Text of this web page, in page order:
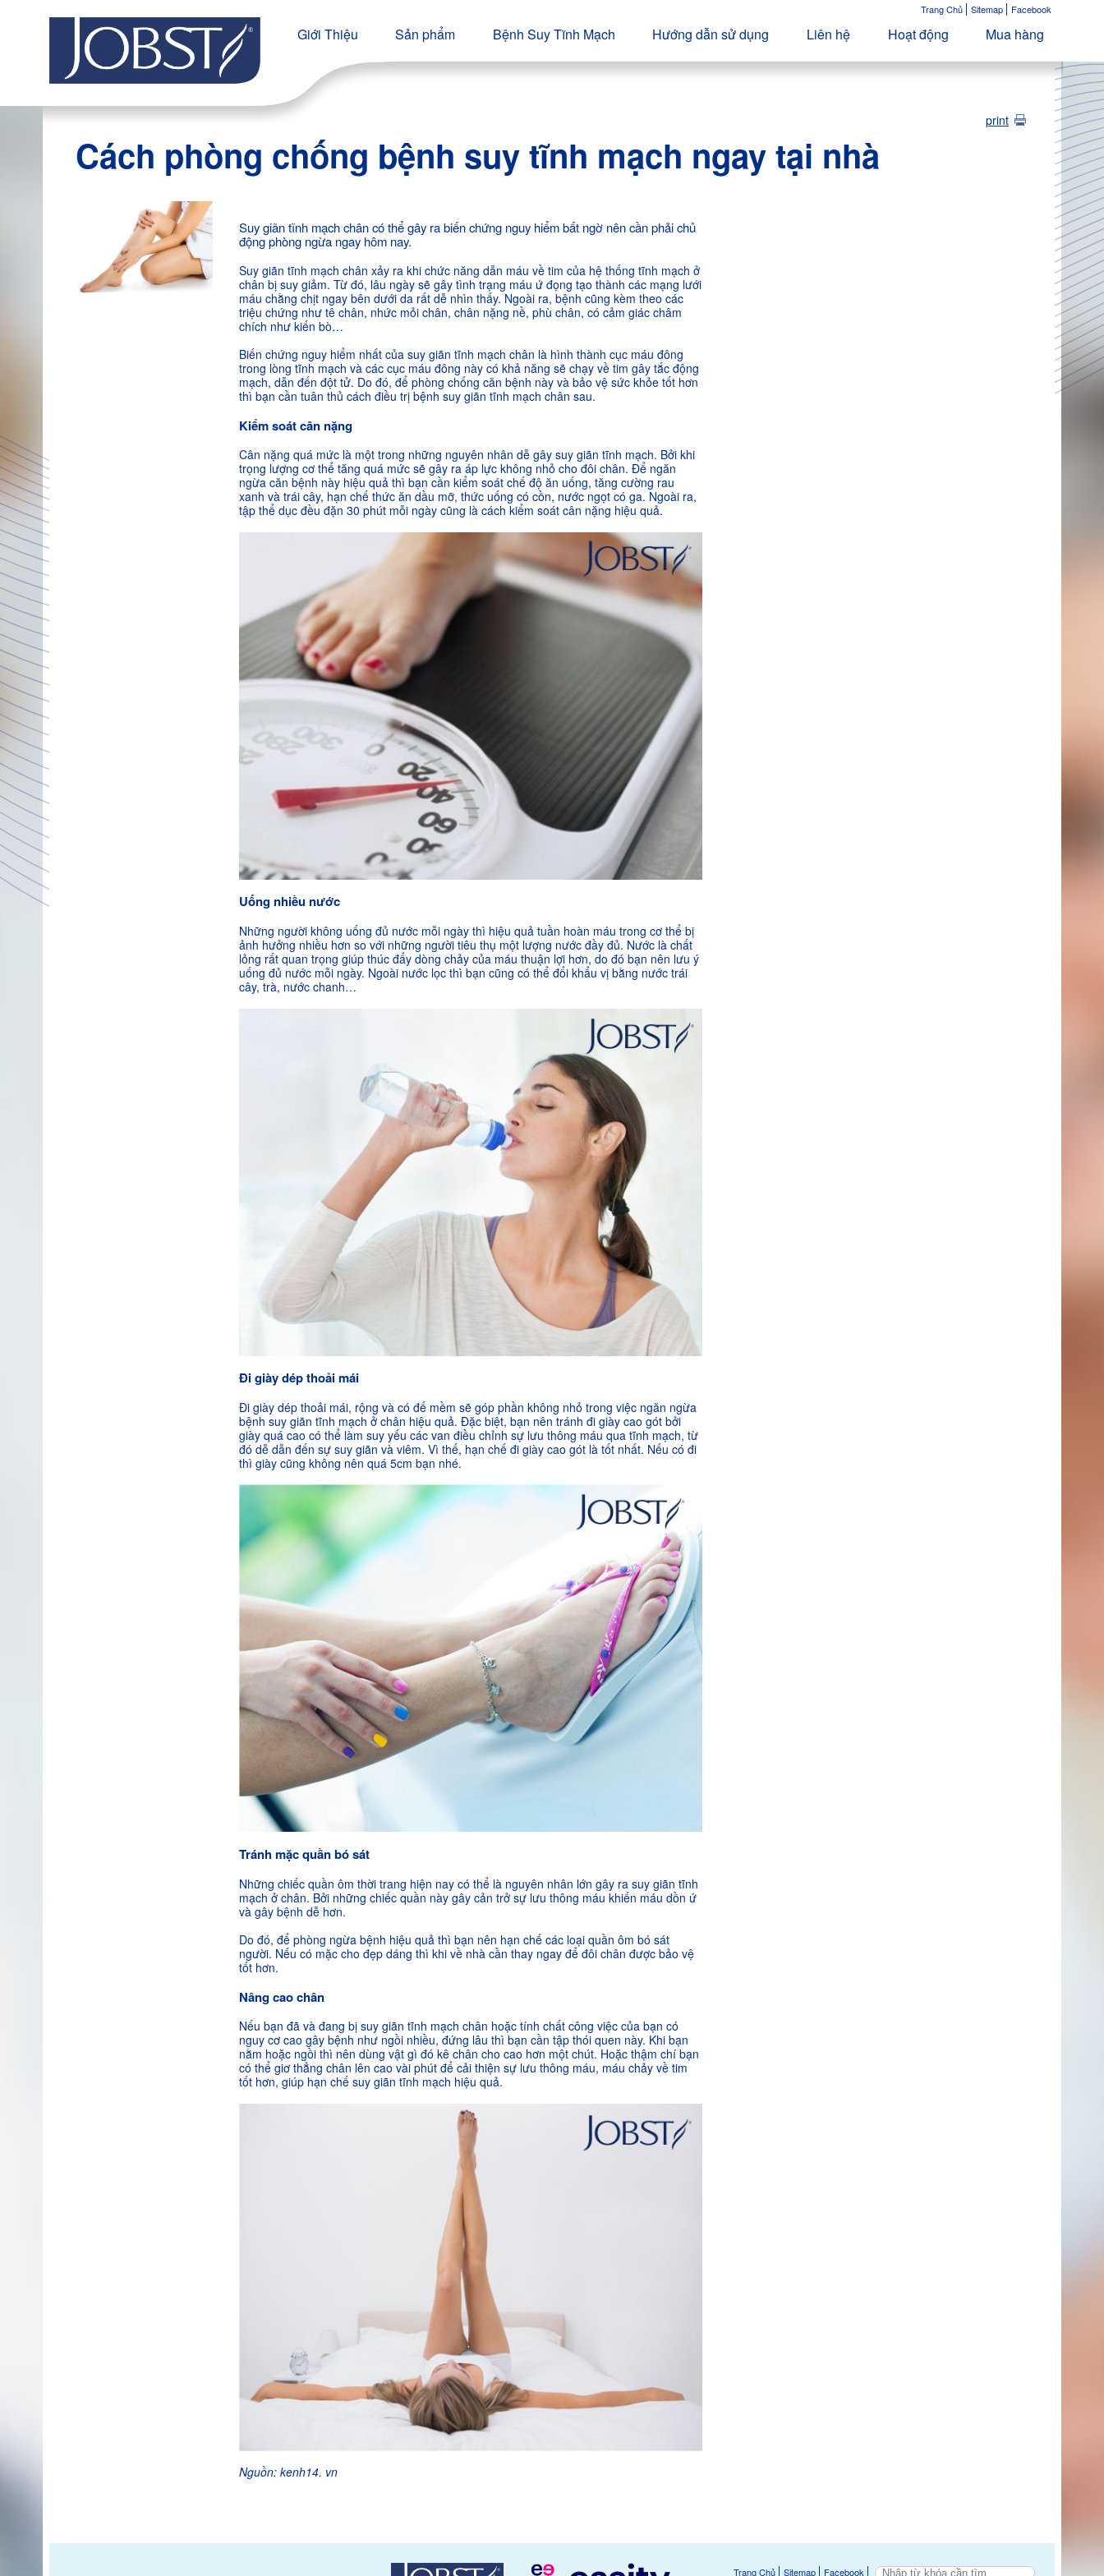
Trang Chủ Sitemap Facebook
Giới Thiệu Sản phẩm Bệnh Suy Tĩnh Mạch Hướng dẫn sử dụng Liên hệ Hoạt động Mua hàng
print
Cách phòng chống bệnh suy tĩnh mạch ngay tại nhà
Suy giãn tĩnh mạch chân có thể gây ra biến chứng nguy hiểm bất ngờ nên cần phải chủ
động phòng ngừa ngay hôm nay.
Suy giãn tĩnh mạch chân xảy ra khi chức năng dẫn máu về tim của hệ thống tĩnh mạch ở
chân bị suy giảm. Từ đó, lâu ngày sẽ gây tình trạng máu ứ đọng tạo thành các mạng lưới
máu chằng chịt ngay bên dưới da rất dễ nhìn thấy. Ngoài ra, bệnh cũng kèm theo các
triệu chứng như tê chân, nhức mỏi chân, chân nặng nề, phù chân, có cảm giác châm
chích như kiến bò…
Biến chứng nguy hiểm nhất của suy giãn tĩnh mạch chân là hình thành cục máu đông
trong lòng tĩnh mạch và các cục máu đông này có khả năng sẽ chạy về tim gây tắc động
mạch, dẫn đến đột tử. Do đó, để phòng chống căn bệnh này và bảo vệ sức khỏe tốt hơn
thì bạn cần tuân thủ cách điều trị bệnh suy giãn tĩnh mạch chân sau.
Kiểm soát cân nặng
Cân nặng quá mức là một trong những nguyên nhân dễ gây suy giãn tĩnh mạch. Bởi khi
trọng lượng cơ thể tăng quá mức sẽ gây ra áp lực không nhỏ cho đôi chân. Để ngăn
ngừa căn bệnh này hiệu quả thì bạn cần kiểm soát chế độ ăn uống, tăng cường rau
xanh và trái cây, hạn chế thức ăn dầu mỡ, thức uống có cồn, nước ngọt có ga. Ngoài ra,
tập thể dục đều đặn 30 phút mỗi ngày cũng là cách kiểm soát cân nặng hiệu quả.
Uống nhiều nước
Những người không uống đủ nước mỗi ngày thì hiệu quả tuần hoàn máu trong cơ thể bị
ảnh hưởng nhiều hơn so với những người tiêu thụ một lượng nước đầy đủ. Nước là chất
lỏng rất quan trọng giúp thúc đẩy dòng chảy của máu thuận lợi hơn, do đó bạn nên lưu ý
uống đủ nước mỗi ngày. Ngoài nước lọc thì bạn cũng có thể đổi khẩu vị bằng nước trái
cây, trà, nước chanh…
Đi giày dép thoải mái
Đi giày dép thoải mái, rộng và có đế mềm sẽ góp phần không nhỏ trong việc ngăn ngừa
bệnh suy giãn tĩnh mạch ở chân hiệu quả. Đặc biệt, bạn nên tránh đi giày cao gót bởi
giày quá cao có thể làm suy yếu các van điều chỉnh sự lưu thông máu qua tĩnh mạch, từ
đó dễ dẫn đến sự suy giãn và viêm. Vì thế, hạn chế đi giày cao gót là tốt nhất. Nếu có đi
thì giày cũng không nên quá 5cm bạn nhé.
Tránh mặc quần bó sát
Những chiếc quần ôm thời trang hiện nay có thể là nguyên nhân lớn gây ra suy giãn tĩnh
mạch ở chân. Bởi những chiếc quần này gây cản trở sự lưu thông máu khiến máu dồn ứ
và gây bệnh dễ hơn.
Do đó, để phòng ngừa bệnh hiệu quả thì bạn nên hạn chế các loại quần ôm bó sát
người. Nếu có mặc cho đẹp dáng thì khi về nhà cần thay ngay để đôi chân được bảo vệ
tốt hơn.
Nâng cao chân
Nếu bạn đã và đang bị suy giãn tĩnh mạch chân hoặc tính chất công việc của bạn có
nguy cơ cao gây bệnh như ngồi nhiều, đứng lâu thì bạn cần tập thói quen này. Khi bạn
nằm hoặc ngồi thì nên dùng vật gì đó kê chân cho cao hơn một chút. Hoặc thậm chí bạn
có thể giơ thẳng chân lên cao vài phút để cải thiện sự lưu thông máu, máu chảy về tim
tốt hơn, giúp hạn chế suy giãn tĩnh mạch hiệu quả.
Nguồn: kenh14. vn
Trang Chủ Sitemap Facebook